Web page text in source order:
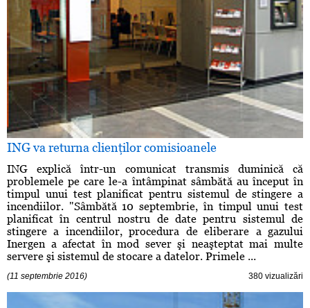
ING va returna clienţilor comisioanele
ING explică într-un comunicat transmis duminică că
problemele pe care le-a întâmpinat sâmbătă au început în
timpul unui test planificat pentru sistemul de stingere a
incendiilor. "Sâmbătă 10 septembrie, în timpul unui test
planificat în centrul nostru de date pentru sistemul de
stingere a incendiilor, procedura de eliberare a gazului
Inergen a afectat în mod sever şi neaşteptat mai multe
servere şi sistemul de stocare a datelor. Primele ...
(11 septembrie 2016) 380 vizualizări